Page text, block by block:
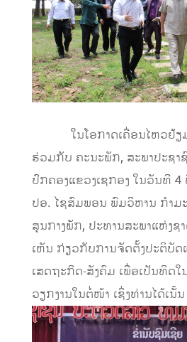
ໃນໂອກາດເຄື່ອນໄຫວຢ້ຽມ
ຮ່ວມກັບ ຄະນະພັກ, ສະພາປະຊາ
ປົກຄອງແຂວງເຊກອງ ໃນວັນທີ 4
ປອ. ໄຊສົມພອນ ພົມວິຫານ ກໍາມ
ສູນກາງພັກ, ປະທານສະພາແຫ່ງຊ
ເຫັນ ກ່ຽວກັບການຈັດຕັ້ງປະຕິບັ
ເສດຖະກິດ-ສັງຄົມ ເພື່ອເປັນທິດໃ
ວຽກງານໃນຕໍ່ໜ້າ ເຊິ່ງທ່ານໄດ້ເນັ້